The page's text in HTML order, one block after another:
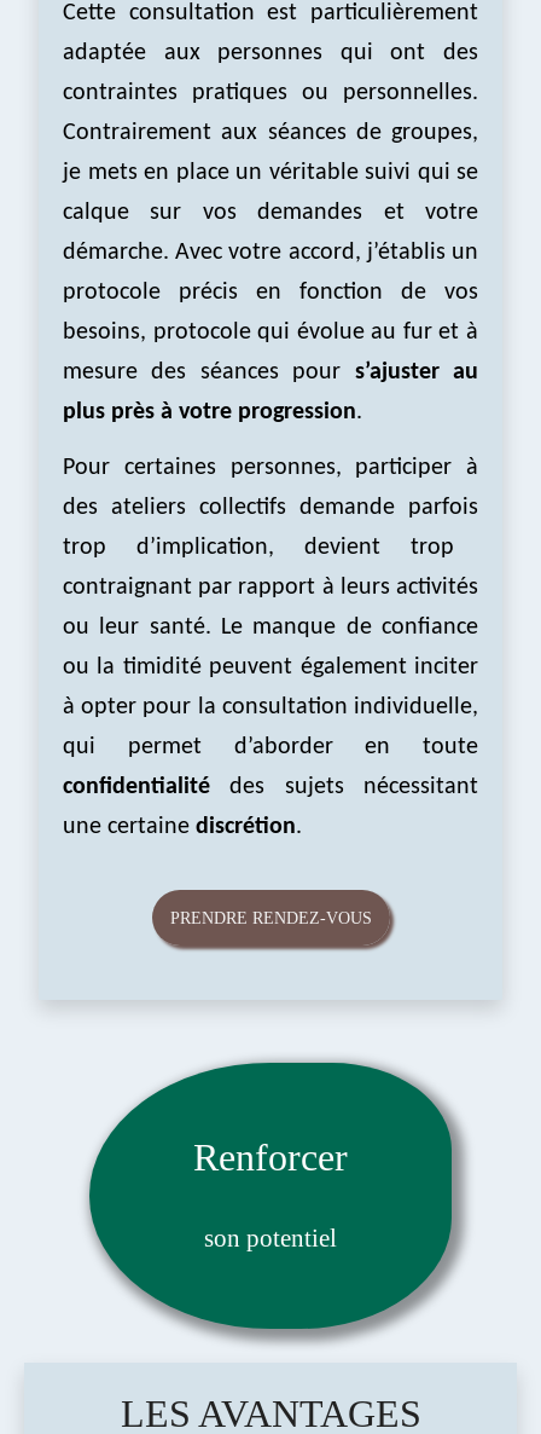
Cette consultation est particulièrement
adaptée aux personnes qui ont des
contraintes pratiques ou personnelles.
Contrairement aux séances de groupes,
je mets en place un véritable suivi qui se
calque sur vos demandes et votre
démarche. Avec votre accord, j’établis un
protocole précis en fonction de vos
besoins, protocole qui évolue au fur et à
mesuredes séances pour s’ajuster au
plus près à votre progression.
Pour certaines personnes, participer à
des ateliers collectifs demande parfois
trop d’implication, devient trop
contraignant par rapport à leurs activités
ou leur santé. Le manque de confiance
ou la timidité peuvent également inciter
à opter pour la consultation individuelle,
qui permet d’aborder en toute
confidentialité des sujets nécessitant
une certaine discrétion.
PRENDRE RENDEZ-VOUS
Renforcer
son potentiel
LES AVANTAGES